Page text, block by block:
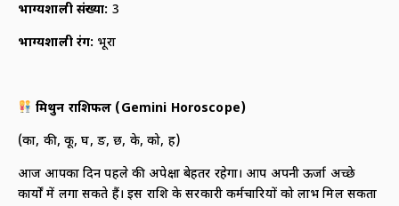
भाग्यशाली संख्या: 3
भाग्यशाली रंग: भूरा
मिथुन राशिफल (Gemini Horoscope)
(का, की, कू, घ, ङ, छ, के, को, ह)
आज आपका दिन पहले की अपेक्षा बेहतर रहेगा। आप अपनी ऊर्जा अच्छे
कार्यों में लगा सकते हैं। इस राशि के सरकारी कर्मचारियों को लाभ मिल सकता